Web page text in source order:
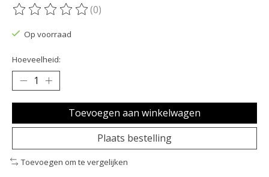
De beoordeling van dit product is
(0)
Op voorraad
Hoeveelheid:
Toevoegen aan winkelwagen
Plaats bestelling
Toevoegen om te vergelijken